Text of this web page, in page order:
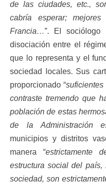
de las ciudades, etc.,
cabría esperar;
Francia…”. El sociólogo
disociación entre el
que lo representa y el
sociedad locales. Sus
proporcionado “
contraste tremendo que
población de estas
de la Administración
municipios y distritos
manera “estrictamente
estructura social del
sociedad, son